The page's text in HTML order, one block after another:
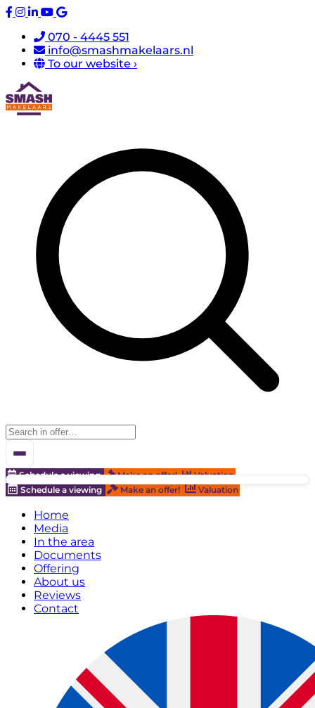
070 - 4445 551
info@smashmakelaars.nl
To our website ›
Schedule a viewing Make an offer!
Valuation
Schedule a viewing
Make an offer! Valuation
Home
Media
In the area
Documents
Offering
About us
Reviews
Contact